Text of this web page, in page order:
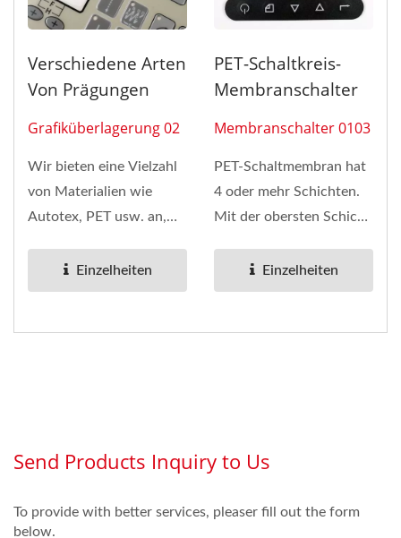
Verschiedene Arten
Von Prägungen
Grafiküberlagerung 02
Wir bieten eine Vielzahl
von Materialien wie
Autotex, PET usw. an,
Überlagerungsoberfläche...
Einzelheiten
PET-Schaltkreis-
Membranschalter
Membranschalter 0103
PET-Schaltmembran hat
4 oder mehr Schichten.
Mit der obersten Schicht
Overlay-Schnittstelle...
Einzelheiten